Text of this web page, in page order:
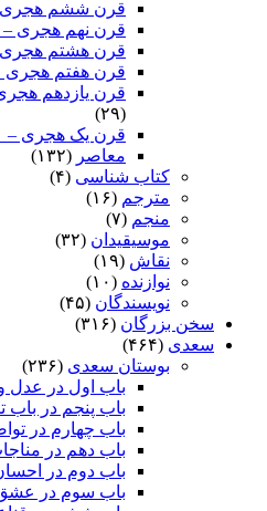
قرن ششم هجری – ۴۸۵ الی ۵۸۲
قرن نهم هجری – ۷۷۶ الی ۸۷۳ شمسی
قرن هشتم هجری – ۶۷۹ الی ۷۷۶
قرن هفتم هجری ۵۸۲ الی ۶۷۹ شمسی
قرن یازدهم هجری – ۹۷۰ الی
(۲۹)
قرن یک هجری – ۱ الی ۹۷ شمسی –
معاصر (۱۳۲)
کتاب شناسی (۴)
مترجم (۱۶)
منجم (۷)
موسیقیدان (۳۲)
نقاش (۱۹)
نوازنده (۱۰)
نویسندگان (۴۵)
سخن بزرگان (۳۱۶)
سعدی (۴۶۴)
بوستان سعدی (۲۳۶)
باب اول در عدل
باب پنجم در باب
باب چهارم در
باب دهم در
باب دوم در
باب سوم در